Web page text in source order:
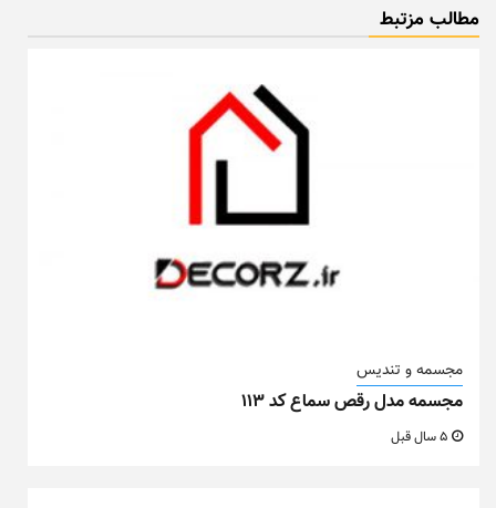
مطالب مزتبط
مجسمه و تندیس
مجسمه مدل رقص سماع کد ۱۱۳